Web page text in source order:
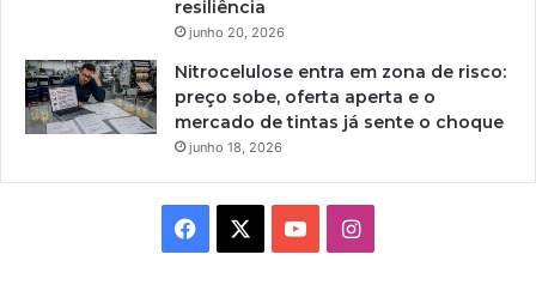
resiliência
junho 20, 2026
Nitrocelulose entra em zona de risco:
preço sobe, oferta aperta e o
mercado de tintas já sente o choque
junho 18, 2026
Facebook YouTubeInstagram